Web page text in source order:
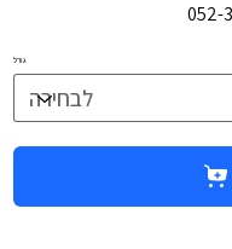
גודל